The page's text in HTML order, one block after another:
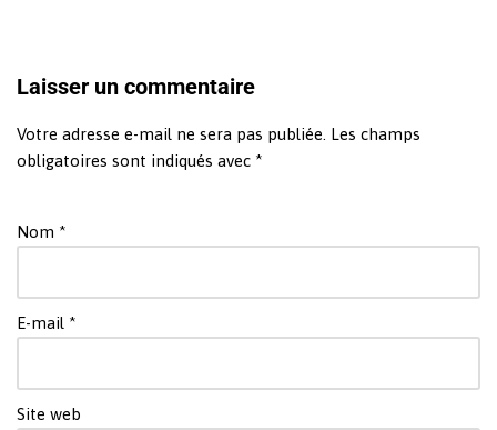
Laisser un commentaire
Votre adresse e-mail ne sera pas publiée. Les champs
obligatoires sont indiqués avec *
Nom *
E-mail *
Site web